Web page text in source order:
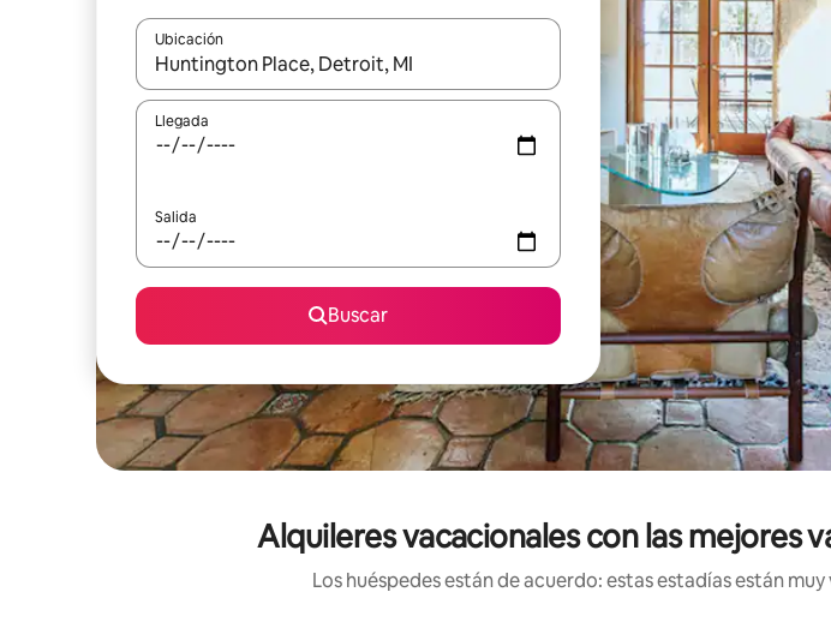
Ubicación
Cuando los resultados estén disponibles, navega con las teclas de flecha hacia arriba y
Llegada
Salida
Buscar
Alquileres vacacionales con las mejores
Los huéspedes están de acuerdo: estas estadías están